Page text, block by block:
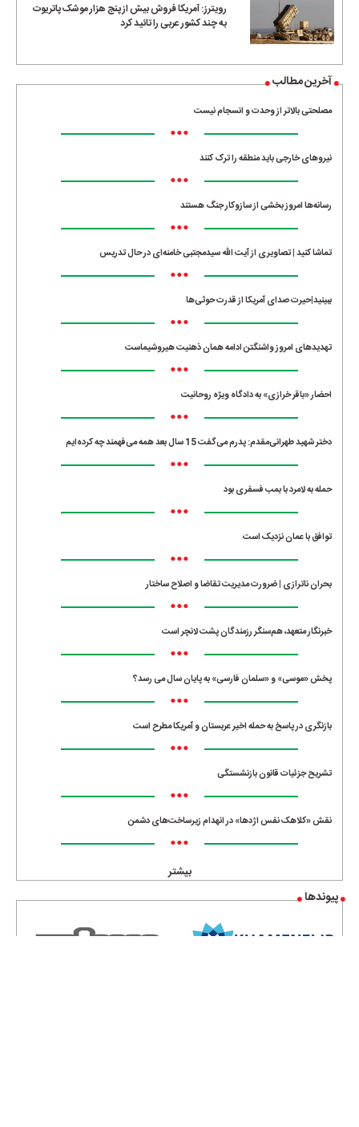
رویترز: آمریکا فروش بیش از پنج هزار موشک پاتریوت
به چند کشور عربی را تائید کرد
آخرین مطالب
مصلحتی بالاتر از وحدت و انسجام نیست
•••
نیروهای خارجی باید منطقه را ترک کنند
•••
رسانه‌ها امروز بخشی از سازوکار جنگ هستند
•••
تماشا کنید | تصاویری از آیت الله سیدمجتبی خامنه‌ای در حال تدریس
•••
ببینید|حیرت صدای آمریکا از قدرت حوثی‌ها
•••
تهدیدهای امروز واشنگتن ادامه همان ذهنیت هیروشیماست
•••
احضار «باقر خرازی» به دادگاه ویژه روحانیت
•••
دختر شهید طهرانی‌مقدم: پدرم می‌گفت 15 سال بعد همه می‌فهمند چه کرده‌ایم
•••
حمله به لامرد با بمب فسفری بود
•••
توافق با عمان نزدیک است
•••
بحران ناترازی | ضرورت مدیریت تقاضا و اصلاح ساختار
•••
خبرنگار متعهد، هم‌سنگر رزمندگان پشت لانچر است
•••
پخش «موسی» و «سلمان فارسی» به پایان سال می رسد؟
•••
بازنگری در پاسخ به حمله اخیر عربستان و آمریکا مطرح است
•••
تشریح جزئیات قانون بازنشستگی
•••
نقش «کلاهک نفس اژدها» در انهدام زیرساخت‌های دشمن
•••
بیشتر
پیوندها